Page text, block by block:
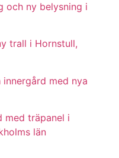
och ny belysning i
trall i Hornstull,
med nya
med träpanel i
län